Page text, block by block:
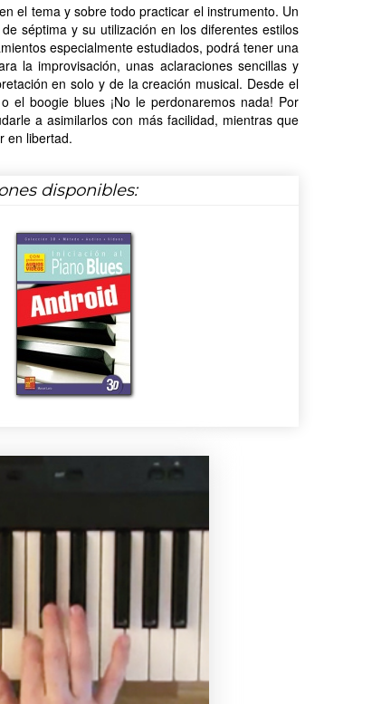
el tema y sobre todo practicar el instrumento. Un
séptima y su utilización en los diferentes estilos
especialmente estudiados, podrá tener una
la improvisación, unas aclaraciones sencillas y
en solo y de la creación musical. Desde el
el boogie blues ¡No le perdonaremos nada! Por
a asimilarlos con más facilidad, mientras que
en libertad.
disponibles: